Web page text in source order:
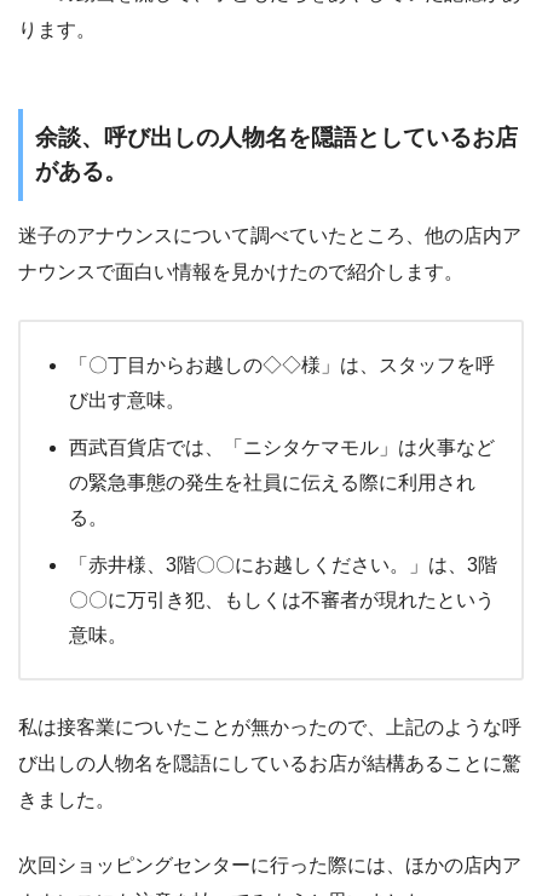
ります。
余談、呼び出しの人物名を隠語としているお店
がある。
迷子のアナウンスについて調べていたところ、他の店内ア
ナウンスで面白い情報を見かけたので紹介します。
「〇丁目からお越しの◇◇様」は、スタッフを呼
び出す意味。
西武百貨店では、「ニシタケマモル」は火事など
の緊急事態の発生を社員に伝える際に利用され
る。
「赤井様、3階〇〇にお越しください。」は、3階
〇〇に万引き犯、もしくは不審者が現れたという
意味。
私は接客業についたことが無かったので、上記のような呼
び出しの人物名を隠語にしているお店が結構あることに驚
きました。
次回ショッピングセンターに行った際には、ほかの店内ア